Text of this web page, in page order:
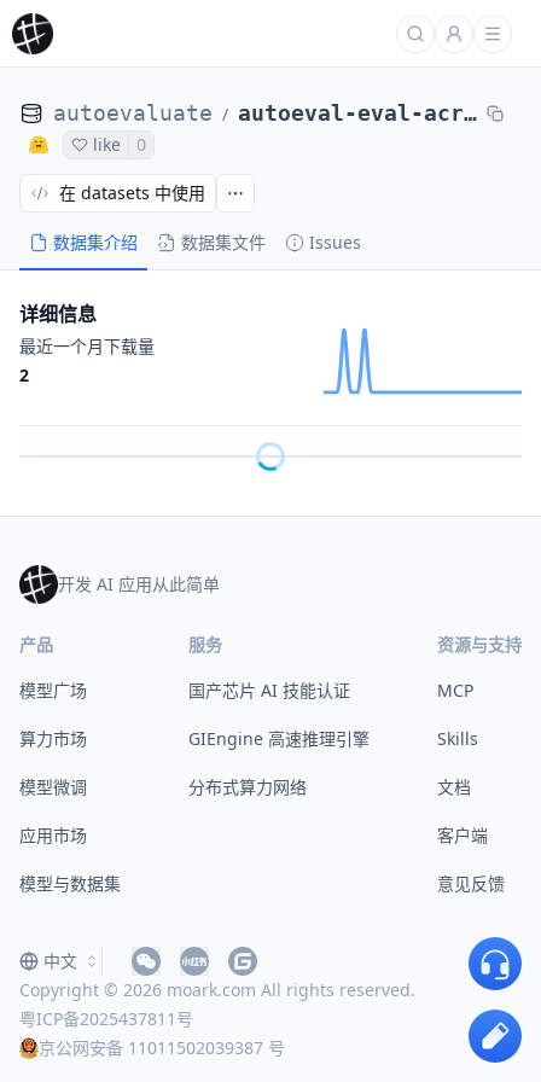
autoevaluate / autoeval-eval-acronym_identification-default-0ec244-47455145214
like 0
数据集介绍 数据集文件 Issues
在 datasets 中使用
详细信息
最近一个月下载量
2
开发 AI 应用从此简单
产品
模型广场
算力市场
模型微调
应用市场
模型与数据集
服务
国产芯片 AI 技能认证
GIEngine 高速推理引擎
分布式算力网络
资源与支持
MCP
Skills
文档
客户端
意见反馈
Copyright © 2026 moark.com All rights reserved.
粤ICP备2025437811号
京公网安备 11011502039387 号
中文